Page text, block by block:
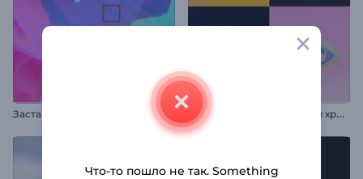
Заставка: Абстракция А
нимация лого: Сияющий хром
Что-то пошло не так. Something